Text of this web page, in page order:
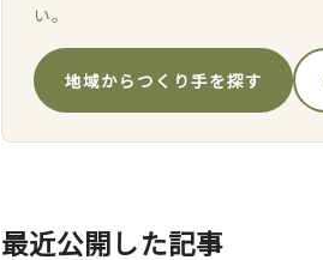
い。
地域からつくり手を探す
最近公開した記事